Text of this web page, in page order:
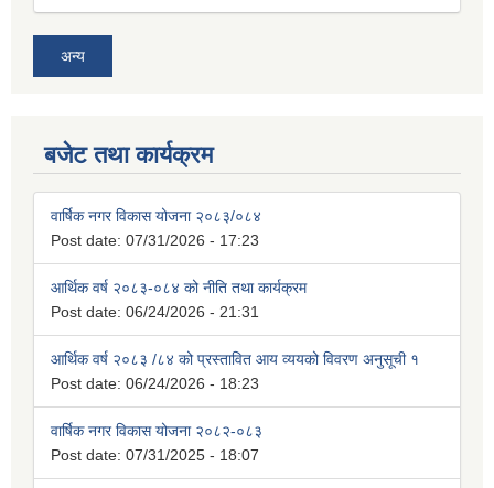
अन्य
बजेट तथा कार्यक्रम
वार्षिक नगर विकास योजना २०८३/०८४
Post date: 07/31/2026 - 17:23
आर्थिक वर्ष २०८३-०८४ को नीति तथा कार्यक्रम
Post date: 06/24/2026 - 21:31
आर्थिक वर्ष २०८३ /८४ को प्रस्तावित आय व्ययको विवरण अनुसूची १
Post date: 06/24/2026 - 18:23
वार्षिक नगर विकास योजना २०८२-०८३
Post date: 07/31/2025 - 18:07